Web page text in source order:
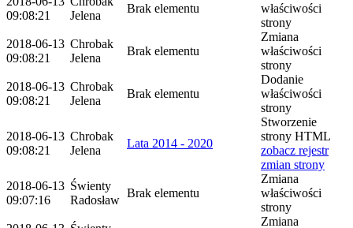
09:08:21
Jelena
Brak elementu
właściwości
strony
2018-06-13
09:08:21
Chrobak
Jelena
Brak elementu
Zmiana
właściwości
strony
2018-06-13
09:08:21
Chrobak
Jelena
Brak elementu
Dodanie
właściwości
strony
2018-06-13
09:08:21
Chrobak
Jelena
Lata 2014 - 2020
Stworzenie
strony HTML
zobacz rejestr
zmian strony
2018-06-13
09:07:16
Świenty
Radosław
Brak elementu
Zmiana
właściwości
strony
Zmiana